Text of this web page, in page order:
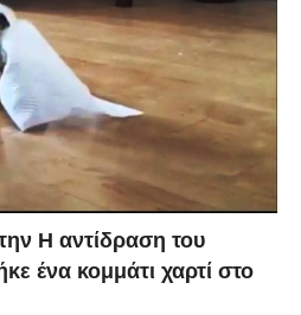
Η αντίδραση του
ένα κομμάτι χαρτί στο